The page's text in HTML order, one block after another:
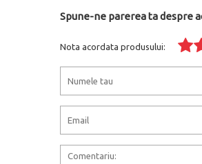
Spune-ne parerea ta despre
Nota acordata produsului: